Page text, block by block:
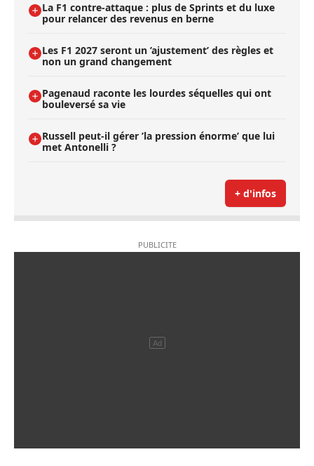
La F1 contre-attaque : plus de Sprints et du luxe
pour relancer des revenus en berne
Les F1 2027 seront un ’ajustement’ des règles et
non un grand changement
Pagenaud raconte les lourdes séquelles qui ont
bouleversé sa vie
Russell peut-il gérer ’la pression énorme’ que lui
met Antonelli ?
+ d'infos